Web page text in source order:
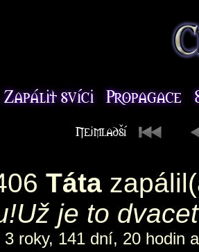
Táta
je to
3 roky, 141 dní, 20 hodin